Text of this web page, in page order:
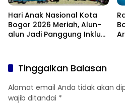
Hari Anak Nasional Kota
Bogor 2026 Meriah, Alun-
alun Jadi Panggung Inklusi
Tinggalkan Balasan
Alamat email Anda tidak akan
wajib ditandai *